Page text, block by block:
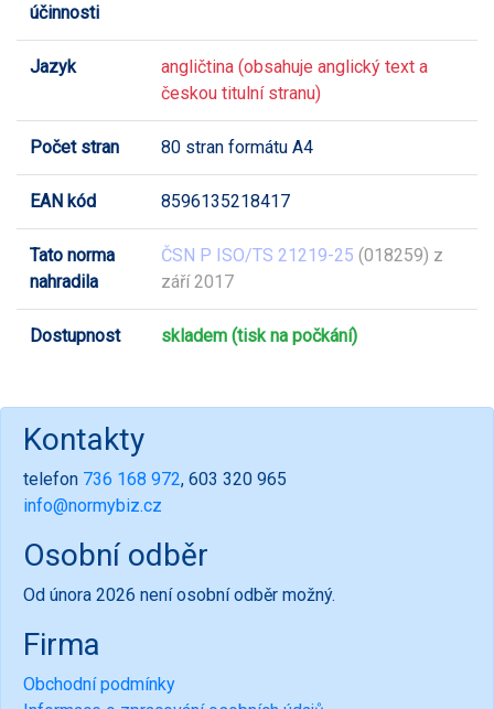
účinnosti
Jazyk
angličtina (obsahuje anglický text a
českou titulní stranu)
Počet stran 80 stran formátu A4
EAN kód 8596135218417
Tato norma
nahradila
ČSN P ISO/TS 21219-25 (018259) z
září 2017
Dostupnost skladem (tisk na počkání)
Kontakty
telefon 736 168 972, 603 320 965
info@normybiz.cz
Osobní odběr
Od února 2026 není osobní odběr možný.
Firma
Obchodní podmínky